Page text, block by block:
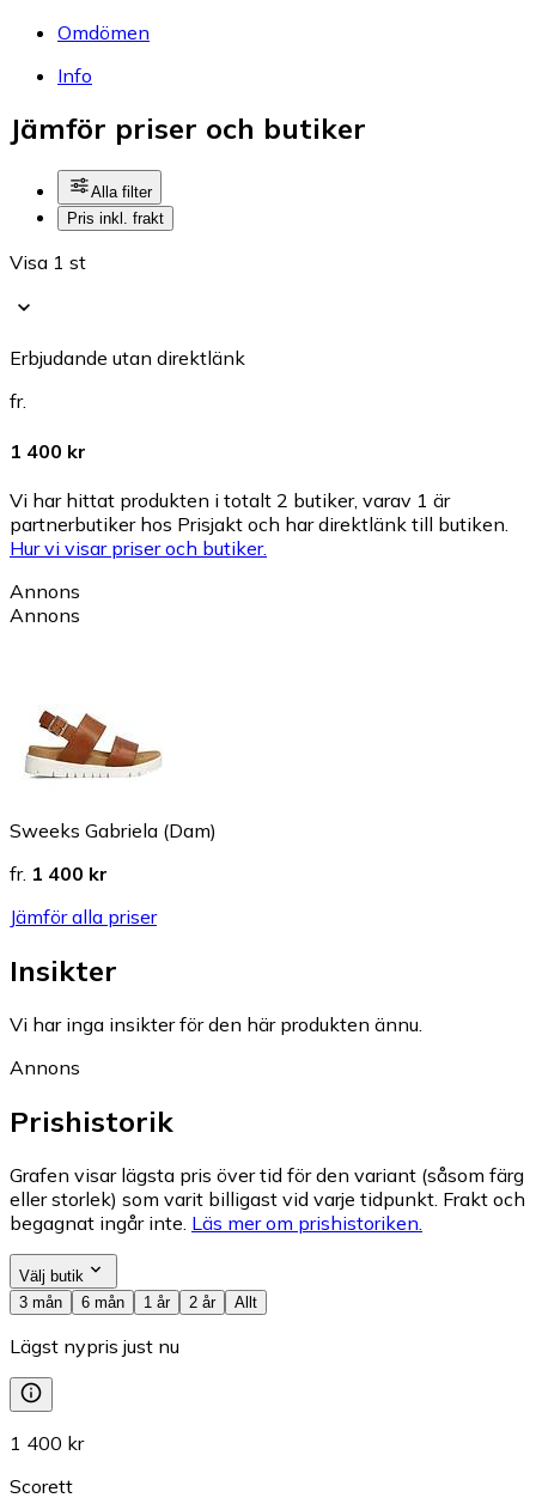
Omdömen
Info
Jämför priser och butiker
Alla filter
Pris inkl. frakt
Visa 1 st
Erbjudande utan direktlänk
fr.
1 400 kr
Vi har hittat produkten i totalt 2 butiker, varav 1 är
partnerbutiker hos Prisjakt och har direktlänk till butiken.
Hur vi visar priser och butiker.
Annons
Annons
Sweeks Gabriela (Dam)
fr. 1 400 kr
Jämför alla priser
Insikter
Vi har inga insikter för den här produkten ännu.
Annons
Prishistorik
Grafen visar lägsta pris över tid för den variant (såsom färg
eller storlek) som varit billigast vid varje tidpunkt. Frakt och
begagnat ingår inte. Läs mer om prishistoriken.
Välj butik
3 mån
6 mån 1 år 2 år Allt
Lägst nypris just nu
1 400 kr
Scorett